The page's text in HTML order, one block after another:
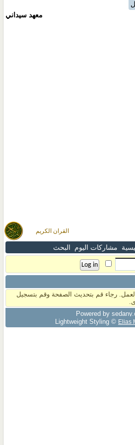
القران الكريم
معهد سيداني
مشاركات اليوم البحث
رجاء قم بتحديث الصفحة وقم بتسجيل
Powered by
Lightweight Styling © Elias